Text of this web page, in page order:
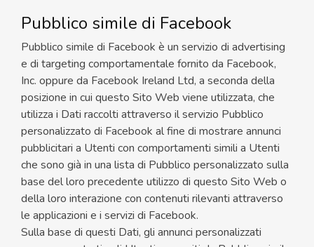
Pubblico simile di Facebook
Pubblico simile di Facebook è un servizio di advertising
e di targeting comportamentale fornito da Facebook,
Inc. oppure da Facebook Ireland Ltd, a seconda della
posizione in cui questo Sito Web viene utilizzata, che
utilizza i Dati raccolti attraverso il servizio Pubblico
personalizzato di Facebook al fine di mostrare annunci
pubblicitari a Utenti con comportamenti simili a Utenti
che sono già in una lista di Pubblico personalizzato sulla
base del loro precedente utilizzo di questo Sito Web o
della loro interazione con contenuti rilevanti attraverso
le applicazioni e i servizi di Facebook.
Sulla base di questi Dati, gli annunci personalizzati